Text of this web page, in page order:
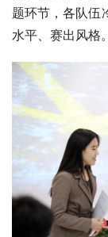
题环节，各队伍
水平、赛出风格。